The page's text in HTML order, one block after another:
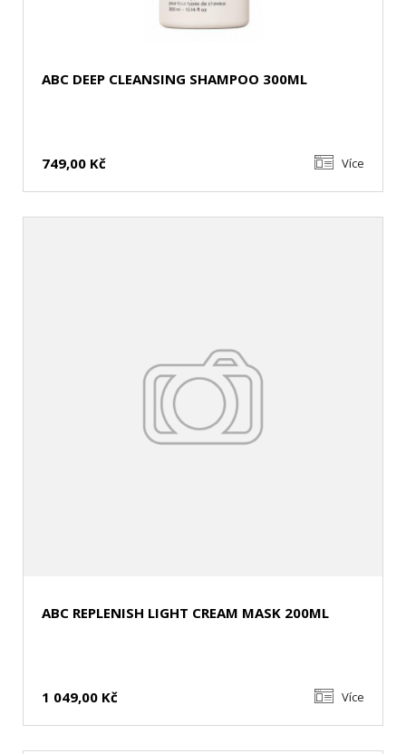
ABC DEEP CLEANSING SHAMPOO 300ML
749,00 Kč Více
ABC REPLENISH LIGHT CREAM MASK 200ML
1 049,00 Kč Více